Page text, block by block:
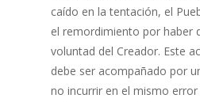
caído en la tentación, el
el remordimiento por haber
voluntad del Creador. Este
debe ser acompañado por
no incurrir en el mismo